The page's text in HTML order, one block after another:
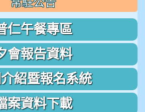
仁午餐專區
會報告資料
紹暨報名系統
案資料下載